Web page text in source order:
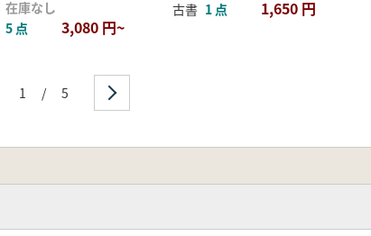
在庫なし
5 点 3,080 円~
古書 1 点 1,650 円
1 / 5